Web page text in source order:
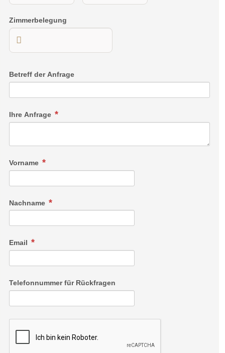
Zimmerbelegung
Betreff der Anfrage
Ihre Anfrage
Vorname
Nachname
Email
Telefonnummer für Rückfragen